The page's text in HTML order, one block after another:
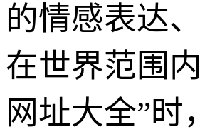
的情感表达
在世界范围
网址大全”